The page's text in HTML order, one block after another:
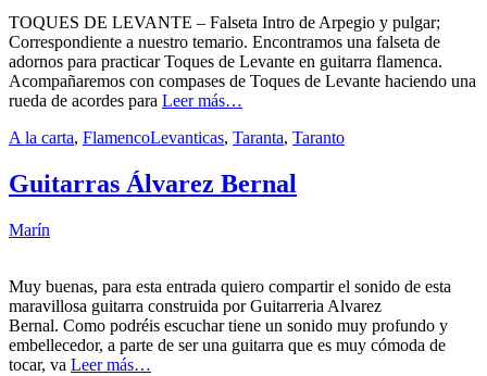
TOQUES DE LEVANTE – Falseta Intro de Arpegio y pulgar;
Correspondiente a nuestro temario. Encontramos una falseta de
adornos para practicar Toques de Levante en guitarra flamenca.
Acompañaremos con compases de Toques de Levante haciendo una
rueda de acordes para Leer más…
A la carta, FlamencoLevanticas, Taranta, Taranto
Guitarras Álvarez Bernal
Marín
Muy buenas, para esta entrada quiero compartir el sonido de esta
maravillosa guitarra construida por Guitarreria Alvarez
Bernal. Como podréis escuchar tiene un sonido muy profundo y
embellecedor, a parte de ser una guitarra que es muy cómoda de
tocar, va Leer más…